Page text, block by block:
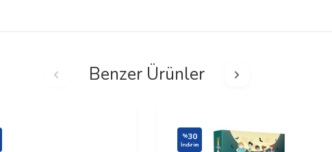
Benzer Ürünler
%30
İndirim